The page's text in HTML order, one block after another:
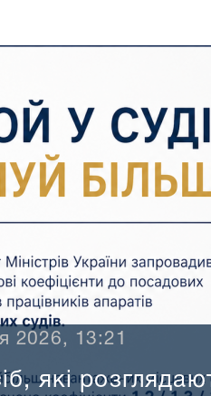
10 червня
Вакантні